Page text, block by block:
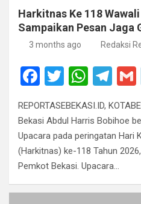
Harkitnas Ke 118
Sampaikan Pesan Jaga
3 months ago Redaksi
F
ce
b
o
o
k
T
tt
er
W
at
s
A
p
p
T
e
gr
a
m
REPORTASEBEKASI.ID,
Bekasi Abdul Harris Bobihoe
Upacara pada peringatan Hari
(Harkitnas) ke-118 Tahun
Pemkot Bekasi. Upacara…